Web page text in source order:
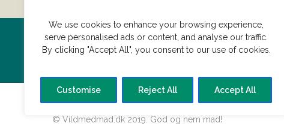
We use cookies to enhance your browsing experience,
serve personalised ads or content, and analyse our traffic.
By clicking "Accept All", you consent to our use of cookies.
Customise Reject All Accept All
Har du en konge ret du vil dele?
© Vildmedmad.dk 2019. God og nem mad!